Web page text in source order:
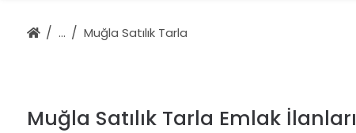
Muğla Satılık Tarla
Muğla Satılık Tarla Emlak İlanları